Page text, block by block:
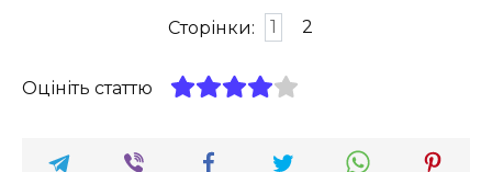
Сторінки: 1 2
Оцініть статтю